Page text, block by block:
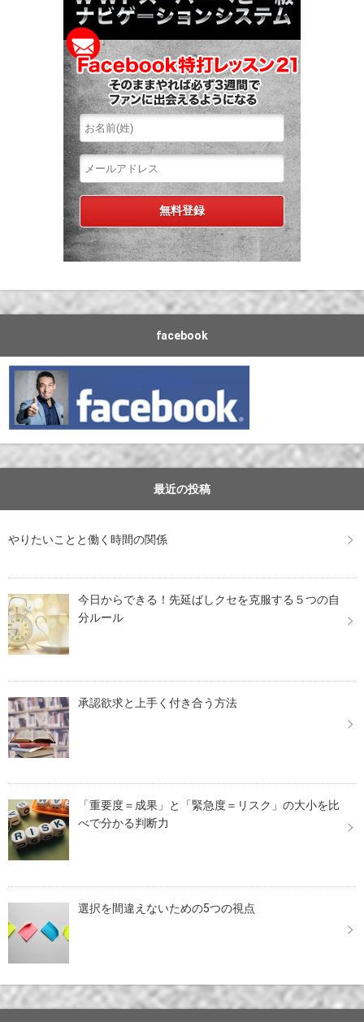
facebook
最近の投稿
やりたいことと働く時間の関係
今日からできる！先延ばしクセを克服する５つの自
分ルール
承認欲求と上手く付き合う方法
「重要度＝成果」と「緊急度＝リスク」の大小を比
べで分かる判断力
選択を間違えないための5つの視点